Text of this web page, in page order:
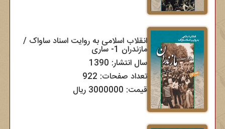
انقلاب اسلامی به روایت اسناد ساواک /
مازندران 1- ساری
سال انتشار: 1390
تعداد صفحات: 922
قیمت: 3000000 ریال